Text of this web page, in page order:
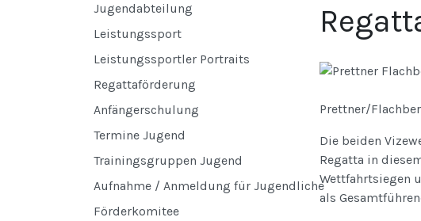
Prettner/
Die beiden
Regatta in
Wettfahrtsiegen
als
Jugendabteilung
Leistungssport
Leistungssportler Portraits
Regattaförderung
Anfängerschulung
Termine Jugend
Trainingsgruppen Jugend
Aufnahme / Anmeldung für Jugendliche
Förderkomitee